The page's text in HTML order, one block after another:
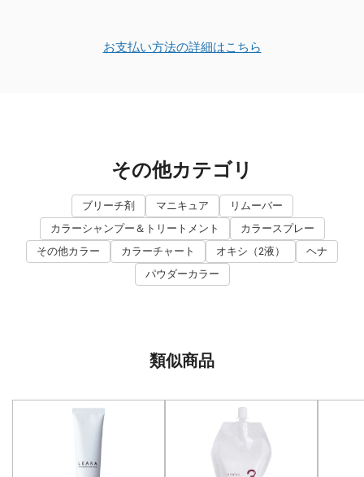
お支払い方法の詳細はこちら
その他カテゴリ
ブリーチ剤 マニキュア
リムーバー
カラーシャンプー＆トリートメント
カラースプレー
その他カラー
カラーチャート オキシ（2液）
ヘナ
パウダーカラー
類似商品